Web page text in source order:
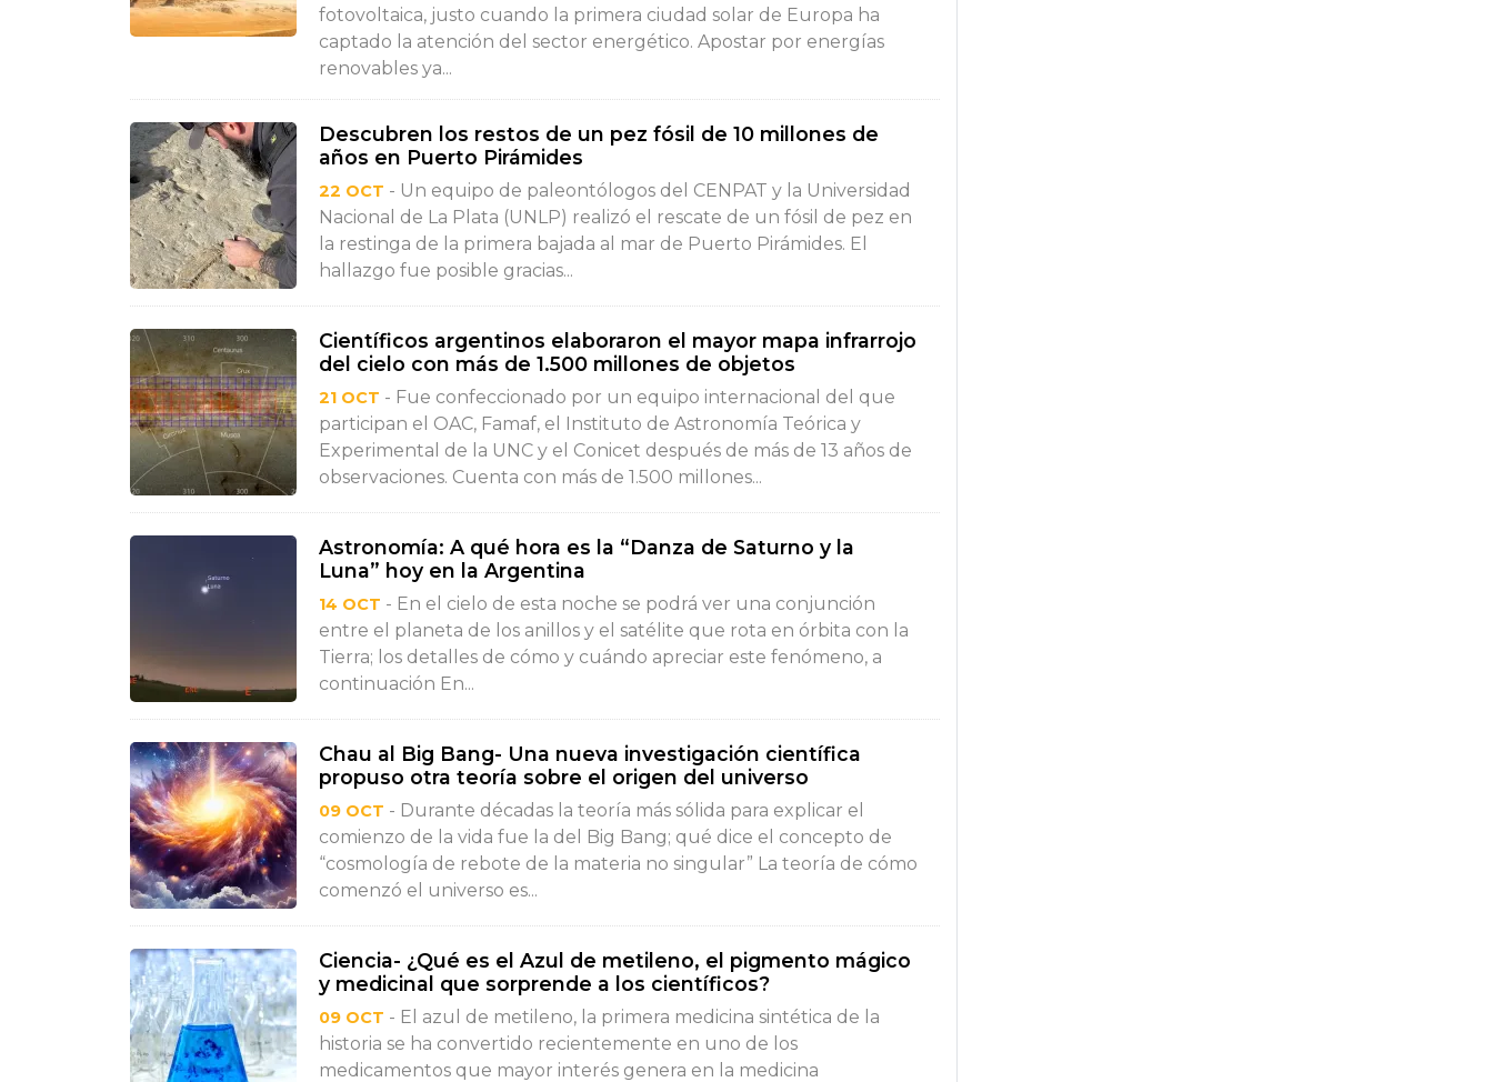
fotovoltaica, justo cuando la primera ciudad solar de Europa ha
captado la atención del sector energético. Apostar por energías
renovables ya...
Descubren los restos de un pez fósil de 10 millones de
años en Puerto Pirámides
22 OCT - Un equipo de paleontólogos del CENPAT y la Universidad
Nacional de La Plata (UNLP) realizó el rescate de un fósil de pez en
la restinga de la primera bajada al mar de Puerto Pirámides. El
hallazgo fue posible gracias...
Científicos argentinos elaboraron el mayor mapa infrarrojo
del cielo con más de 1.500 millones de objetos
21 OCT - Fue confeccionado por un equipo internacional del que
participan el OAC, Famaf, el Instituto de Astronomía Teórica y
Experimental de la UNC y el Conicet después de más de 13 años de
observaciones. Cuenta con más de 1.500 millones...
Astronomía: A qué hora es la “Danza de Saturno y la
Luna” hoy en la Argentina
14 OCT - En el cielo de esta noche se podrá ver una conjunción
entre el planeta de los anillos y el satélite que rota en órbita con la
Tierra; los detalles de cómo y cuándo apreciar este fenómeno, a
continuación En...
Chau al Big Bang- Una nueva investigación científica
propuso otra teoría sobre el origen del universo
09 OCT - Durante décadas la teoría más sólida para explicar el
comienzo de la vida fue la del Big Bang; qué dice el concepto de
“cosmología de rebote de la materia no singular” La teoría de cómo
comenzó el universo es...
Ciencia- ¿Qué es el Azul de metileno, el pigmento mágico
y medicinal que sorprende a los científicos?
09 OCT - El azul de metileno, la primera medicina sintética de la
historia se ha convertido recientemente en uno de los
medicamentos que mayor interés genera en la medicina